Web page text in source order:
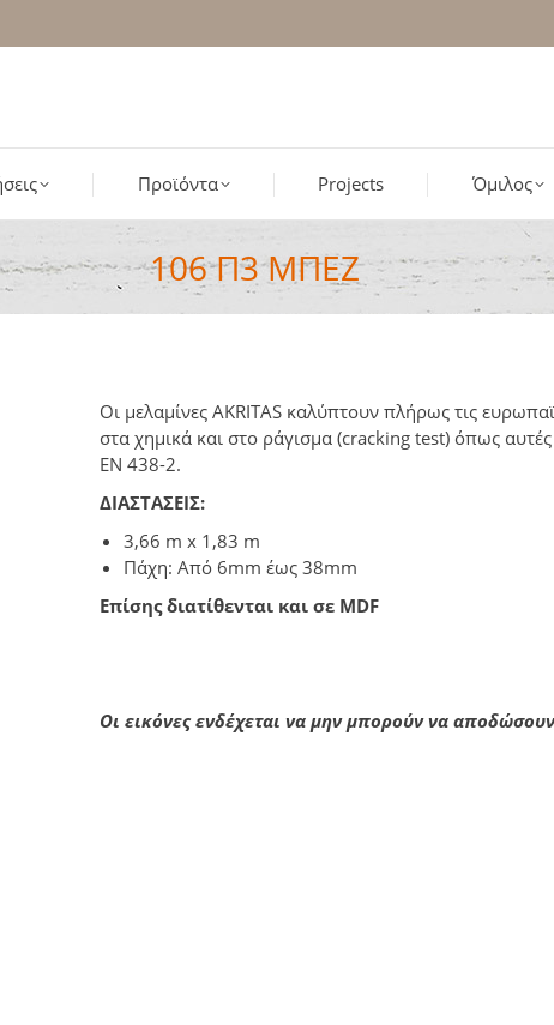
Προϊόντα Projects Όμιλος
106 Π3 ΜΠΕΖ
Οι μελαμίνες AKRITAS καλύπτουν πλήρως τις
στα χημικά και στο ράγισμα (cracking test) όπως
ΕΝ 438-2.
ΔΙΑΣΤΑΣΕΙΣ:
3,66 m x 1,83 m
Πάχη: Από 6mm έως 38mm
Επίσης διατίθενται και σε MDF
Οι εικόνες ενδέχεται να μην μπορούν να